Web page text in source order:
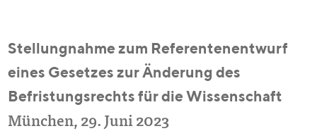
Stellungnahme zum Referentenentwurf
eines Gesetzes zur Änderung des
Befristungsrechts für die Wissenschaft
München, 29. Juni 2023